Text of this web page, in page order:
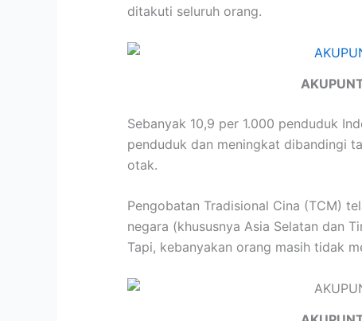
ditakuti seluruh orang.
Sebanyak 10,9 per 1.000 penduduk
penduduk dan meningkat dibandingi
otak.
Pengobatan Tradisional Cina (TCM)
negara (khususnya Asia Selatan dan
Tapi, kebanyakan orang masih tidak